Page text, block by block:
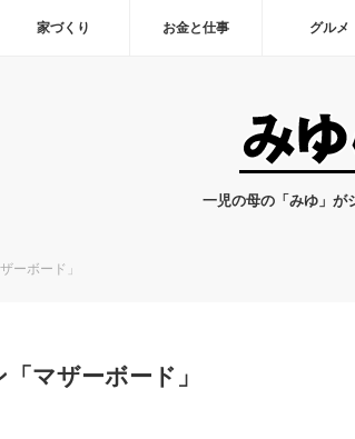
家づくり お金と仕事 グルメ
一児の母の「みゆ」が
ーボード」
マザーボード」